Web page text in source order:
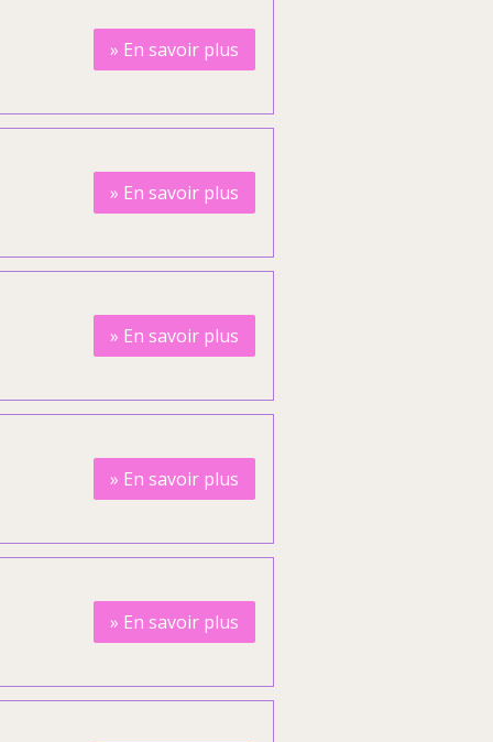
» En savoir plus
» En savoir plus
» En savoir plus
» En savoir plus
» En savoir plus